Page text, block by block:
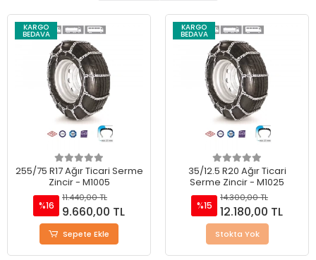
KARGO
BEDAVA
255/75 R17 Ağır Ticari Serme
Zincir - M1005
%16
11.440,00 TL
9.660,00 TL
Sepete Ekle
KARGO
BEDAVA
35/12.5 R20 Ağır Ticari
Serme Zincir - M1025
%15
14.300,00 TL
12.180,00 TL
Stokta Yok